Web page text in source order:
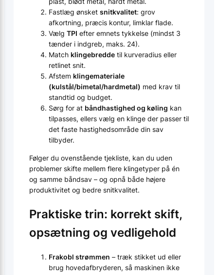
Fastlæg ønsket snitkvalitet: grov
afkortning, præcis kontur, limklar flade.
Vælg TPI efter emnets tykkelse (mindst 3
tænder i indgreb, maks. 24).
Match klingebredde til kurveradius eller
retlinet snit.
Afstem klingemateriale
(kulstål/bimetal/hardmetal) med krav til
standtid og budget.
Sørg for at båndhastighed og køling kan
tilpasses, ellers vælg en klinge der passer til
det faste hastighedsområde din sav
tilbyder.
Følger du ovenstående tjekliste, kan du uden
problemer skifte mellem flere klingetyper på én
og samme båndsav – og opnå både højere
produktivitet og bedre snitkvalitet.
Praktiske trin: korrekt skift,
opsætning og vedligehold
Frakobl strømmen – træk stikket ud eller
brug hovedafbryderen, så maskinen ikke